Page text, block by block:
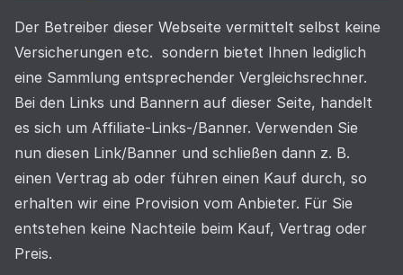
Der Betreiber dieser Webseite vermittelt selbst keine
Versicherungen etc. sondern bietet Ihnen lediglich
eine Sammlung entsprechender Vergleichsrechner.
Bei den Links und Bannern auf dieser Seite, handelt
es sich um Affiliate-Links-/Banner. Verwenden Sie
nun diesen Link/Banner und schließen dann z. B.
einen Vertrag ab oder führen einen Kauf durch, so
erhalten wir eine Provision vom Anbieter. Für Sie
entstehen keine Nachteile beim Kauf, Vertrag oder
Preis.